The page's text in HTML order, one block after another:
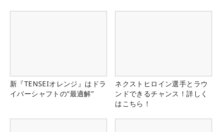
新『TENSEIオレンジ』はドラ
イバーシャフトの“最適解”
ネクストヒロイン選手とラウ
ンドできるチャンス！詳しく
はこちら！